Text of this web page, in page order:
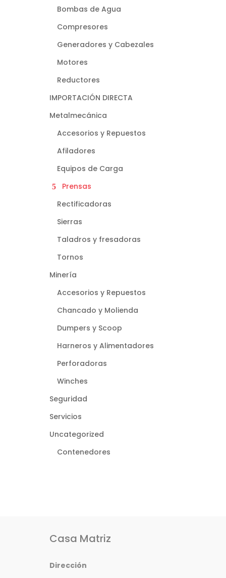
Bombas de Agua
Compresores
Generadores y Cabezales
Motores
Reductores
IMPORTACIÓN DIRECTA
Metalmecánica
Accesorios y Repuestos
Afiladores
Equipos de Carga
Prensas
Rectificadoras
Sierras
Taladros y fresadoras
Tornos
Minería
Accesorios y Repuestos
Chancado y Molienda
Dumpers y Scoop
Harneros y Alimentadores
Perforadoras
Winches
Seguridad
Servicios
Uncategorized
Contenedores
Casa Matriz
Dirección